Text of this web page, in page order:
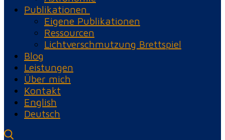
Publikationen
Eigene Publikationen
Ressourcen
Lichtverschmutzung Brettspiel
Blog
Leistungen
Über mich
Kontakt
English
Deutsch